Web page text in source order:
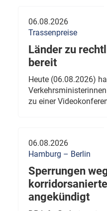
06.08.2026
Trassenpreise
Länder zu
bereit
Heute (06.08.2026)
zu einer
06.08.2026
Hamburg – Berlin
Sperrungen
angekündigt